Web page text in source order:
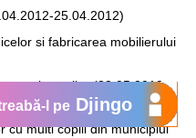
25.04.2012)
si fabricarea mobilierului
a bunurilor (28.05.2012-
cu multi copiii din municipiul
l pe Djingo